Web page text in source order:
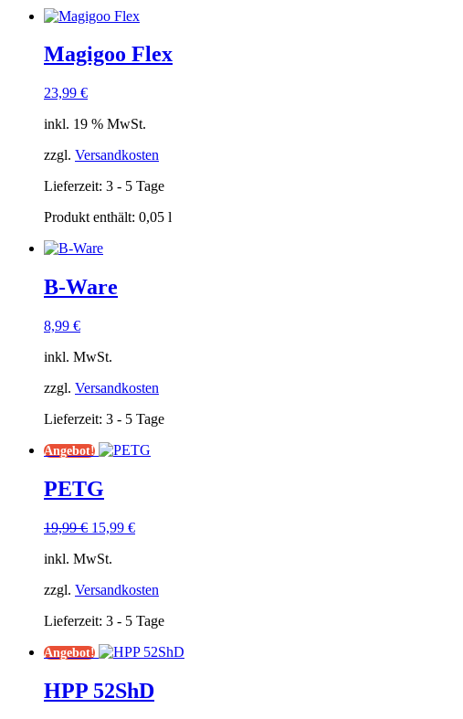
Magigoo Flex
23,99 €
inkl. 19 % MwSt.
zzgl. Versandkosten
Lieferzeit: 3 - 5 Tage
Produkt enthält: 0,05 l
B-Ware
8,99 €
inkl. MwSt.
zzgl. Versandkosten
Lieferzeit: 3 - 5 Tage
Angebot!
PETG
19,99€ Ursprünglicher
war:
15,99 €Aktueller
inkl. MwSt.
zzgl. Versandkosten
Lieferzeit: 3 - 5 Tage
Angebot!
HPP 52ShD